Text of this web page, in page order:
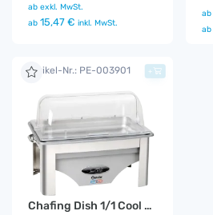
ab exkl. MwSt.
ab 15,47 € inkl. MwSt.
ab
ab
Artikel-Nr.: PE-003901
Chafing Dish 1/1 Cool & Hot
+